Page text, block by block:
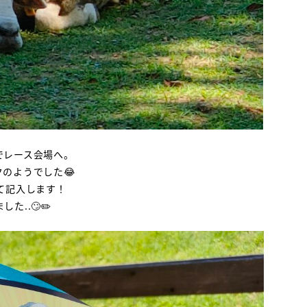
ース会場へ。
のようでした😂
入します！
した..🙄✏️